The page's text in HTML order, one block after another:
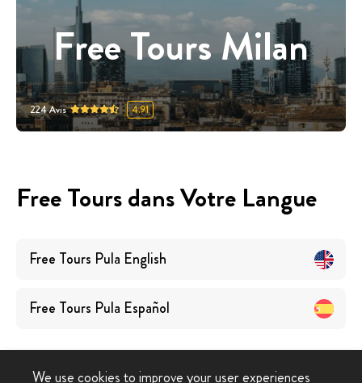
Free Tours Milan
224Avis 4.91
Free Tours dans Votre Langue
Free Tours Pula English
Free Tours Pula Español
We use cookies to improve your user experiences